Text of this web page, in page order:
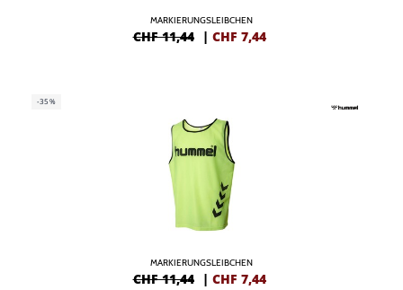
MARKIERUNGSLEIBCHEN
CHF 11,44 | CHF 7,44
-35%
MARKIERUNGSLEIBCHEN
CHF 11,44 | CHF 7,44